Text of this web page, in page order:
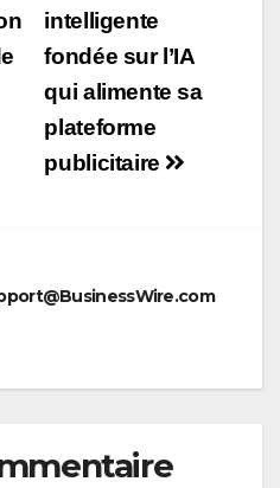
intelligente
fondée sur l’IA
qui alimente sa
plateforme
publicitaire